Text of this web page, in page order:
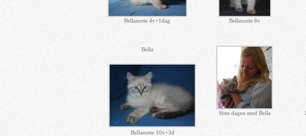
Bellanotte 4v+1dag Bellanotte 6v
Bella
Bellanotte 10v+3d
Sista dagen med Bella